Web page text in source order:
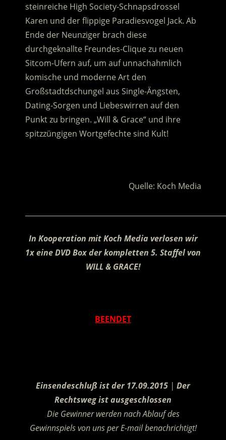
steinreiche High Society-Schnapsdrossel
Karen und der flippige Paradiesvogel Jack. Ab
Ende der Neunziger brach diese
durchgeknallte Freundes-Clique zu neuen
Sitcom-Ufern auf, um auf unnachahmlich
komische und moderne Art den
Großstadtdschungel aus Single-Ängsten,
Dating-Sorgen und Liebeswirren auf den
Punkt zu bringen. „Will & Grace“ und ihre
spitzzüngigen Wortgefechte sind Kult!
Quelle: Koch Media
In Kooperation mit Koch Media verlosen wir
1x eine DVD Box der kompletten 5. Staffel von
WILL & GRACE!
BEENDET
Einsendeschluß ist der 17.09.2015 | Der
Rechtsweg ist ausgeschlossen
Die Gewinner werden nach Ablauf des
Gewinnspiels von uns per E-mail benachrichtigt!